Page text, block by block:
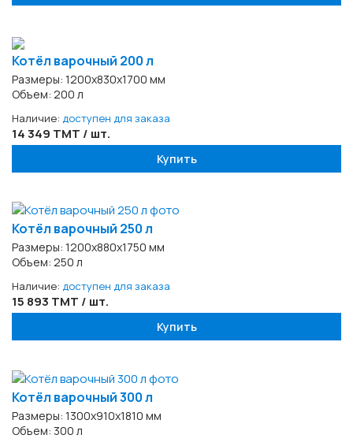
Котёл варочный 200 л
Размеры: 1200х830х1700 мм
Объем: 200 л
Наличие: доступен для заказа
14 349 TMT / шт.
Купить
Котёл варочный 250 л
Размеры: 1200х880х1750 мм
Объем: 250 л
Наличие: доступен для заказа
15 893 TMT / шт.
Купить
Котёл варочный 300 л
Размеры: 1300х910х1810 мм
Объем: 300 л